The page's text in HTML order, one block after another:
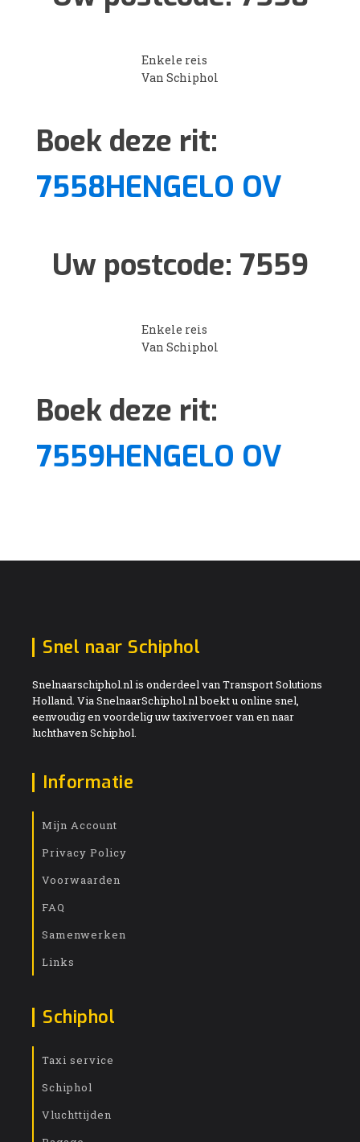
Enkele reis
Van Schiphol
Boek deze rit:
7558HENGELO OV
Uw postcode: 7559
Enkele reis
Van Schiphol
Boek deze rit:
7559HENGELO OV
Snel naar Schiphol
Snelnaarschiphol.nl is onderdeel van Transport Solutions
Holland. Via SnelnaarSchiphol.nl boekt u online snel,
eenvoudig en voordelig uw taxivervoer van en naar
luchthaven Schiphol.
Informatie
Mijn Account
Privacy Policy
Voorwaarden
FAQ
Samenwerken
Links
Schiphol
Taxi service
Schiphol
Vluchttijden